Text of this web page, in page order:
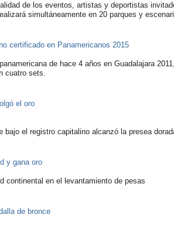
de los eventos, artistas y deportistas
simultáneamente en 20 parques y
certificado en Panamericanos 2015
de hace 4 años en Guadalajara
cuatro sets.
el oro
bajo el registro capitalino alcanzó la presea
y gana oro
continental en el levantamiento de pesas
de bronce